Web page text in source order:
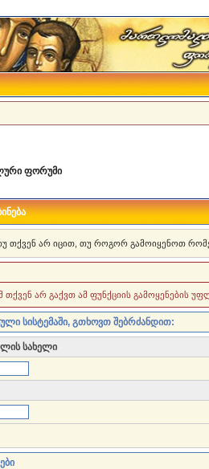
ფორუმი
თქვენ არ იცით, თუ როგორ გამოიყენოთ
თქვენ არ გაქვთ ამ ფუნქციის გამოყენების
სისტემაში, გთხოვთ შებრძანდით:
სახელი